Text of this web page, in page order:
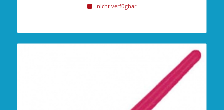
- nicht verfügbar